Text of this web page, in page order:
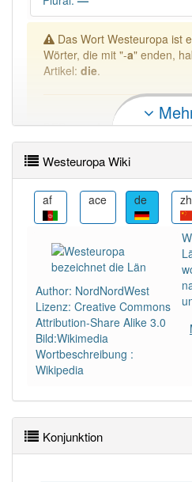
Das Wort Westeuropa ist
Wörter, die mit "-a" enden,
Artikel: die.
DER:271Ausnahmen
DIE:1 721
DAS:459Ausnahmen
Häufigkeit: 2 von 10
Wörter mit Endung-
anderen Artikel : 0
96% unserer Spielapp-Nutzer
Westeuropa Wiki
af ace de zh
Author: NordNordWest
Lizenz: Creative Commons
Attribution-Share Alike 3.0
Bild:Wikimedia
Wortbeschreibung :
Wikipedia
Konjunktion